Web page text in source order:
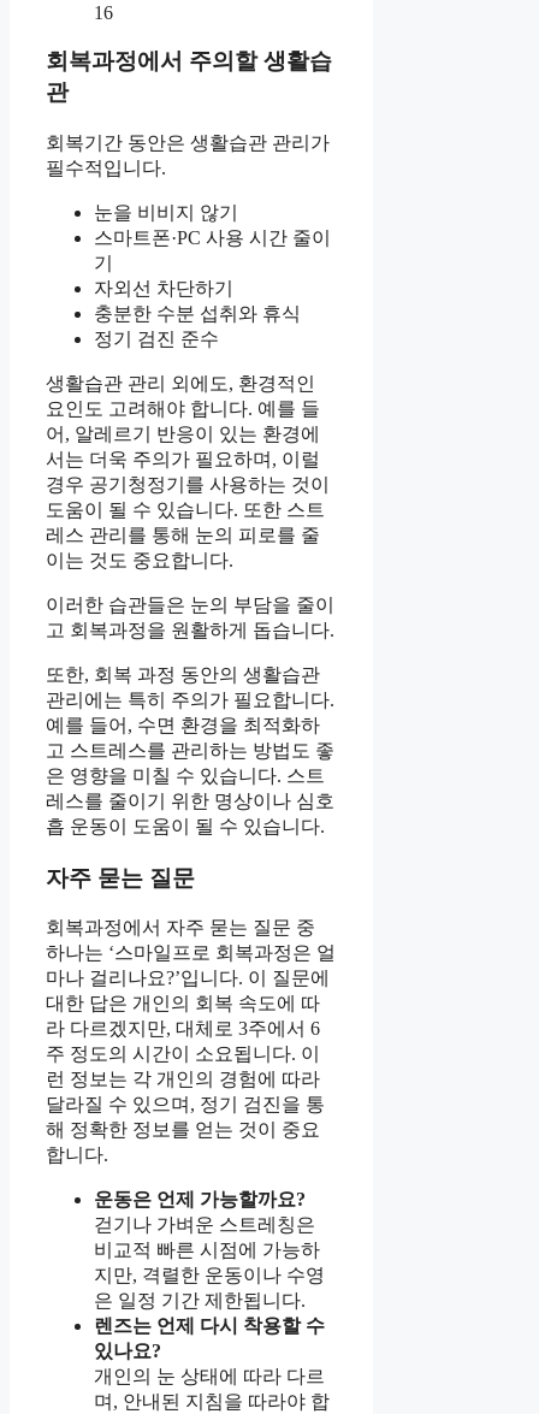
회복과정에서 주의할 생활습
관
회복기간 동안은 생활습관 관리가
필수적입니다.
눈을 비비지 않기
스마트폰·PC 사용 시간 줄이
기
자외선 차단하기
충분한 수분 섭취와 휴식
정기 검진 준수
생활습관 관리 외에도, 환경적인
요인도 고려해야 합니다. 예를 들
어, 알레르기 반응이 있는 환경에
서는 더욱 주의가 필요하며, 이럴
경우 공기청정기를 사용하는 것이
도움이 될 수 있습니다. 또한 스트
레스 관리를 통해 눈의 피로를 줄
이는 것도 중요합니다.
이러한 습관들은 눈의 부담을 줄이
고 회복과정을 원활하게 돕습니다.
또한, 회복 과정 동안의 생활습관
관리에는 특히 주의가 필요합니다.
예를 들어, 수면 환경을 최적화하
고 스트레스를 관리하는 방법도 좋
은 영향을 미칠 수 있습니다. 스트
레스를 줄이기 위한 명상이나 심호
흡 운동이 도움이 될 수 있습니다.
자주 묻는 질문
회복과정에서 자주 묻는 질문 중
하나는 ‘스마일프로 회복과정은 얼
마나 걸리나요?’입니다. 이 질문에
대한 답은 개인의 회복 속도에 따
라 다르겠지만, 대체로 3주에서 6
주 정도의 시간이 소요됩니다. 이
런 정보는 각 개인의 경험에 따라
달라질 수 있으며, 정기 검진을 통
해 정확한 정보를 얻는 것이 중요
합니다.
운동은 언제 가능할까요?
걷기나 가벼운 스트레칭은
비교적 빠른 시점에 가능하
지만, 격렬한 운동이나 수영
은 일정 기간 제한됩니다.
렌즈는 언제 다시 착용할 수
있나요?
개인의 눈 상태에 따라 다르
며, 안내된 지침을 따라야 합